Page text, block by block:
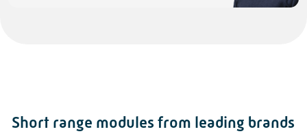
Short range modules from leading brands